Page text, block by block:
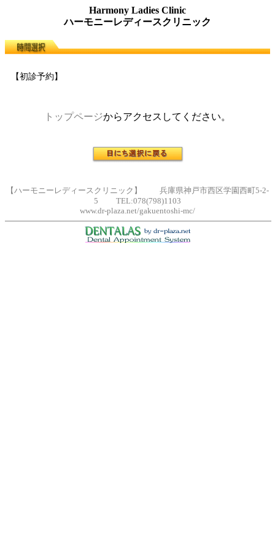
Harmony Ladies Clinic
ハーモニーレディースクリニック
【初診予約】
トップページからアクセスしてください。
【ハーモニーレディースクリニック】 兵庫県神戸市西区学園西町5-2-
5 TEL:078(798)1103
www.dr-plaza.net/gakuentoshi-mc/